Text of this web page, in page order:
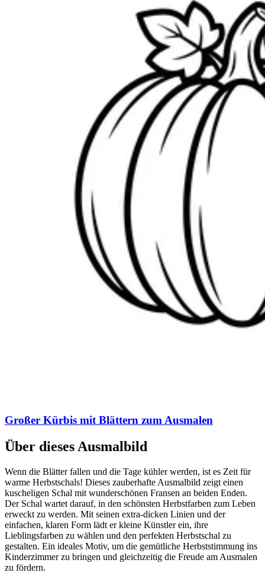
Großer Kürbis mit Blättern zum Ausmalen
Über dieses Ausmalbild
Wenn die Blätter fallen und die Tage kühler werden, ist es Zeit für
warme Herbstschals! Dieses zauberhafte Ausmalbild zeigt einen
kuscheligen Schal mit wunderschönen Fransen an beiden Enden.
Der Schal wartet darauf, in den schönsten Herbstfarben zum Leben
erweckt zu werden. Mit seinen extra-dicken Linien und der
einfachen, klaren Form lädt er kleine Künstler ein, ihre
Lieblingsfarben zu wählen und den perfekten Herbstschal zu
gestalten. Ein ideales Motiv, um die gemütliche Herbststimmung ins
Kinderzimmer zu bringen und gleichzeitig die Freude am Ausmalen
zu fördern.